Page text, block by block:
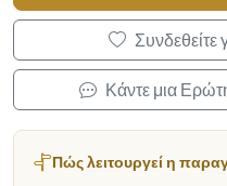
Συνδεθείτε
Κάντε μια
Πώς λειτουργεί η